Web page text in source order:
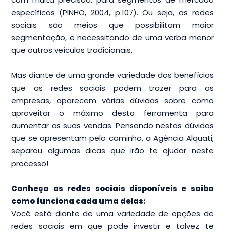
específicos (PINHO, 2004, p.107). Ou seja, as redes
sociais são meios que possibilitam maior
segmentação, e necessitando de uma verba menor
que outros veículos tradicionais.
Mas diante de uma grande variedade dos benefícios
que as redes sociais podem trazer para as
empresas, aparecem várias dúvidas sobre como
aproveitar o máximo desta ferramenta para
aumentar as suas vendas. Pensando nestas dúvidas
que se apresentam pelo caminho, a Agência Alquati,
separou algumas dicas que irão te ajudar neste
processo!
Conheça as redes sociais disponíveis e saiba
como funciona cada uma delas:
Você está diante de uma variedade de opções de
redes sociais em que pode investir e talvez te